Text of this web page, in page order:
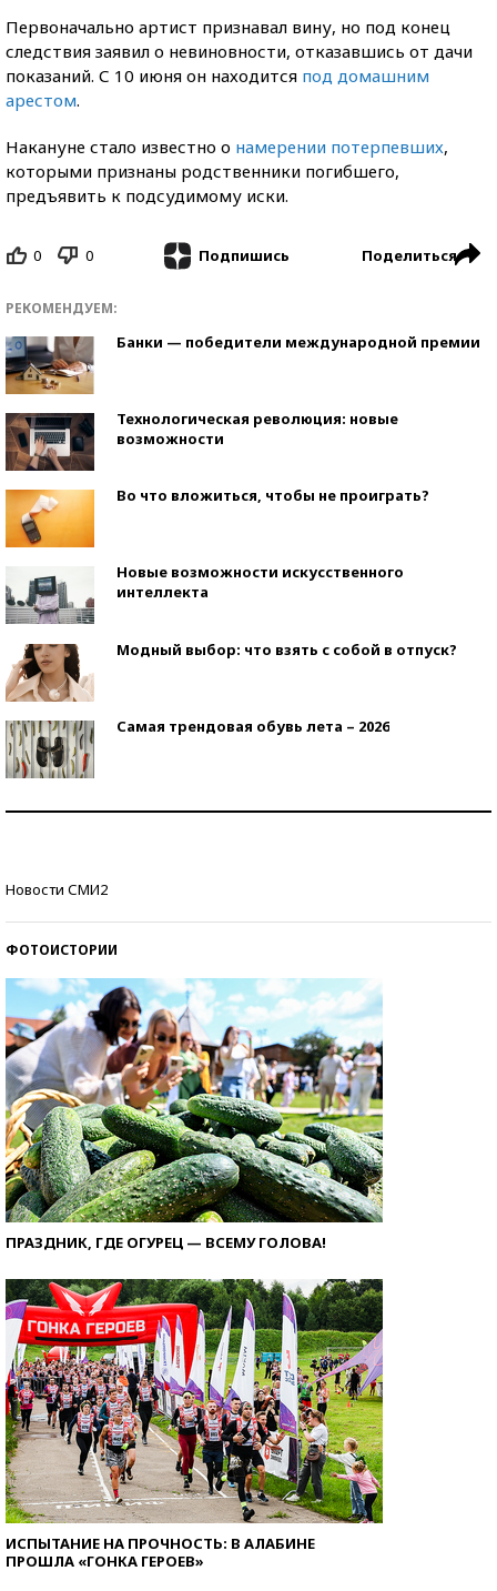
Первоначально артист признавал вину, но под конец
следствия заявил о невиновности, отказавшись от дачи
показаний. С 10 июня он находится под домашним
арестом.
Накануне стало известно о намерении потерпевших,
которыми признаны родственники погибшего,
предъявить к подсудимому иски.
0 0 Подпишись Поделиться
РЕКОМЕНДУЕМ:
Банки — победители международной премии
Технологическая революция: новые
возможности
Во что вложиться, чтобы не проиграть?
Новые возможности искусственного
интеллекта
Модный выбор: что взять с собой в отпуск?
Самая трендовая обувь лета – 2026
Новости СМИ2
ФОТОИСТОРИИ
ПРАЗДНИК, ГДЕ ОГУРЕЦ — ВСЕМУ ГОЛОВА!
ИСПЫТАНИЕ НА ПРОЧНОСТЬ: В АЛАБИНЕ
ПРОШЛА «ГОНКА ГЕРОЕВ»